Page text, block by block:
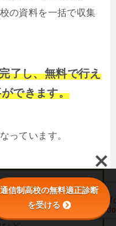
の資料を一括で収集
了し、無料で行え
できます。
っています。
を調べる ・診断結
請求 ・資料をもと
通信制高校の無料適正診断
を受ける